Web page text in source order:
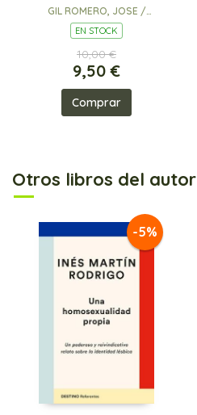
GIL ROMERO, JOSE /
IRISARRI, GORETTI
EN STOCK
10,00 €
9,50 €
Comprar
Otros libros del autor
-5%